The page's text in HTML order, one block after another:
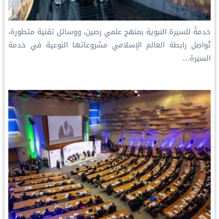
خدمةً للسيرة النبوية بمنهج علمي رصين، ووسائل تقنية متطورة،
تُواصِل رابطة العالم الإسلامي مشروعاتها النوعية في خدمة
السيرة…